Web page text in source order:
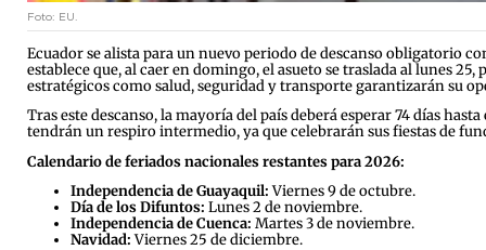
Foto: EU.
Ecuador se alista para un nuevo periodo de descanso obligatorio
establece que, al caer en domingo, el asueto se traslada al lunes
estratégicos como salud, seguridad y transporte garantizarán su
Tras este descanso, la mayoría del país deberá esperar 74 días
tendrán un respiro intermedio, ya que celebrarán sus fiestas de
Calendario de feriados nacionales restantes para 2026:
Independencia de Guayaquil: Viernes 9 de octubre.
Día de los Difuntos: Lunes 2 de noviembre.
Independencia de Cuenca: Martes 3 de noviembre.
Navidad: Viernes 25 de diciembre.